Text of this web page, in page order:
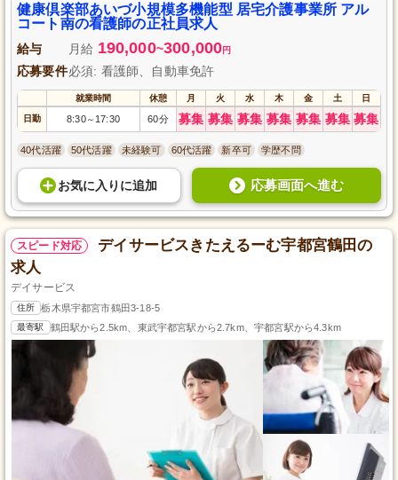
健康倶楽部あいづ小規模多機能型 居宅介護事業所 アル
コート南の看護師の正社員求人
給与 月給 190,000~300,000円
応募要件必須: 看護師、自動車免許
就業時間 休憩 月 火 水 木 金 土 日
日勤 8:30～ 17:30 60分 募集 募集 募集 募集 募集 募集 募集
40代活躍 50代活躍 未経験可 60代活躍 新卒可 学歴不問
お気に入り に追加 応募画面へ進む
スピード対応
デイサービスきたえるーむ宇都宮鶴田の
求人
デイサービス
住所 栃木県宇都宮市鶴田3-18-5
最寄駅 鶴田駅から2.5km、東武宇都宮駅から2.7km、宇都宮駅から4.3km